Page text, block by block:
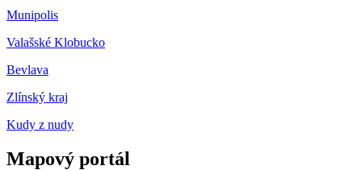
Munipolis
Valašské Klobucko
Bevlava
Zlínský kraj
Kudy z nudy
Mapový portál